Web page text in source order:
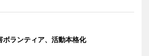
ボランティア、活動本格化